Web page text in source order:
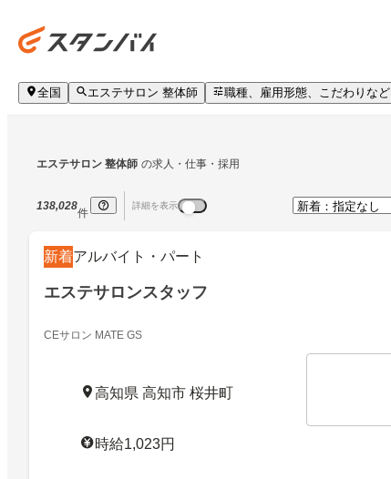
全国 エステサロン 整体師 職種、雇用形態、こだわりなど
エステサロン 整体師 の求人・仕事・採用
138,028
件
詳細を表示
新着アルバイト・パート
エステサロンスタッフ
CEサロン MATE GS
高知県 高知市 桜井町
時給1,023円